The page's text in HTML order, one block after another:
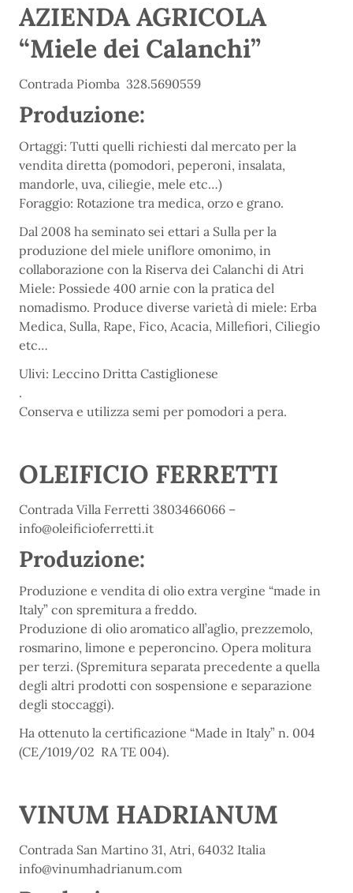
AZIENDA AGRICOLA
“Miele dei Calanchi”
Contrada Piomba 328.5690559
Produzione:
Ortaggi: Tutti quelli richiesti dal mercato per la
vendita diretta (pomodori, peperoni, insalata,
mandorle, uva, ciliegie, mele etc…)
Foraggio: Rotazione tra medica, orzo e grano.
Dal 2008 ha seminato sei ettari a Sulla per la
produzione del miele uniflore omonimo, in
collaborazione con la Riserva dei Calanchi di Atri
Miele: Possiede 400 arnie con la pratica del
nomadismo. Produce diverse varietà di miele: Erba
Medica, Sulla, Rape, Fico, Acacia, Millefiori, Ciliegio
etc…
Ulivi: Leccino Dritta Castiglionese
.
Conserva e utilizza semi per pomodori a pera.
OLEIFICIO FERRETTI
Contrada Villa Ferretti 3803466066 –
info@oleificioferretti.it
Produzione:
Produzione e vendita di olio extra vergine “made in
Italy” con spremitura a freddo.
Produzione di olio aromatico all’aglio, prezzemolo,
rosmarino, limone e peperoncino. Opera molitura
per terzi. (Spremitura separata precedente a quella
degli altri prodotti con sospensione e separazione
degli stoccaggi).
Ha ottenuto la certificazione “Made in Italy” n. 004
(CE/1019/02 RA TE 004).
VINUM HADRIANUM
Contrada San Martino 31, Atri, 64032 Italia
info@vinumhadrianum.com